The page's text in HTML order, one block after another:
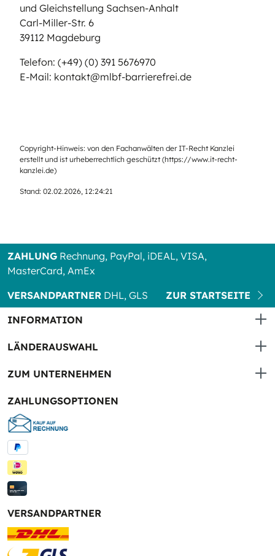
und Gleichstellung Sachsen-Anhalt
Carl-Miller-Str. 6
39112 Magdeburg
Telefon: (+49) (0) 391 5676970
E-Mail: kontakt@mlbf-barrierefrei.de
Copyright-Hinweis: von den Fachanwälten der IT-Recht Kanzlei
erstellt und ist urheberrechtlich geschützt (https://www.it-recht-
kanzlei.de)
Stand: 02.02.2026, 12:24:21
ZAHLUNG Rechnung, PayPal, iDEAL, VISA,
MasterCard, AmEx
VERSANDPARTNER DHL, GLS
ZUR STARTSEITE
INFORMATION
LÄNDERAUSWAHL
ZUM UNTERNEHMEN
ZAHLUNGSOPTIONEN
VERSANDPARTNER